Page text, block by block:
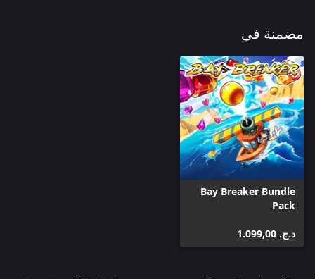
مضمنة في
Bay Breaker Bundle
Pack
د.ج.‏ 1.099,00